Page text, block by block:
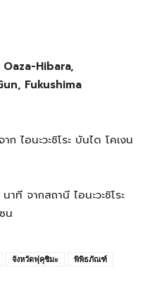
Hibara,
Fukushima
ไอนะวะชิโระ บันได โคเงน
ที จากสถานี ไอนะวะชิโระ
น
จังหวัดฟุคุชิมะ
พิพิธภัณฑ์